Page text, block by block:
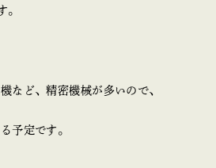
。
など、精密機械が多いので、
予定です。